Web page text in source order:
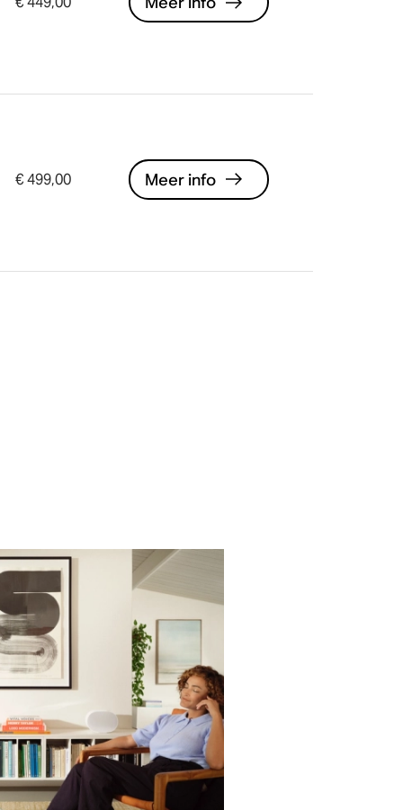
€ 499,00 Meer info